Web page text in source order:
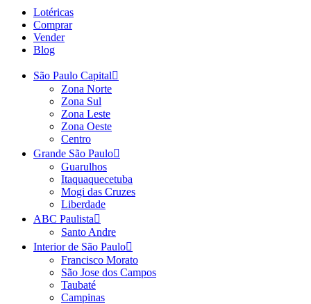
Lotéricas
Comprar
Vender
Blog
São Paulo Capital
Zona Norte
Zona Sul
Zona Leste
Zona Oeste
Centro
Grande São Paulo
Guarulhos
Itaquaquecetuba
Mogi das Cruzes
Liberdade
ABC Paulista
Santo Andre
Interior de São Paulo
Francisco Morato
São Jose dos Campos
Taubaté
Campinas